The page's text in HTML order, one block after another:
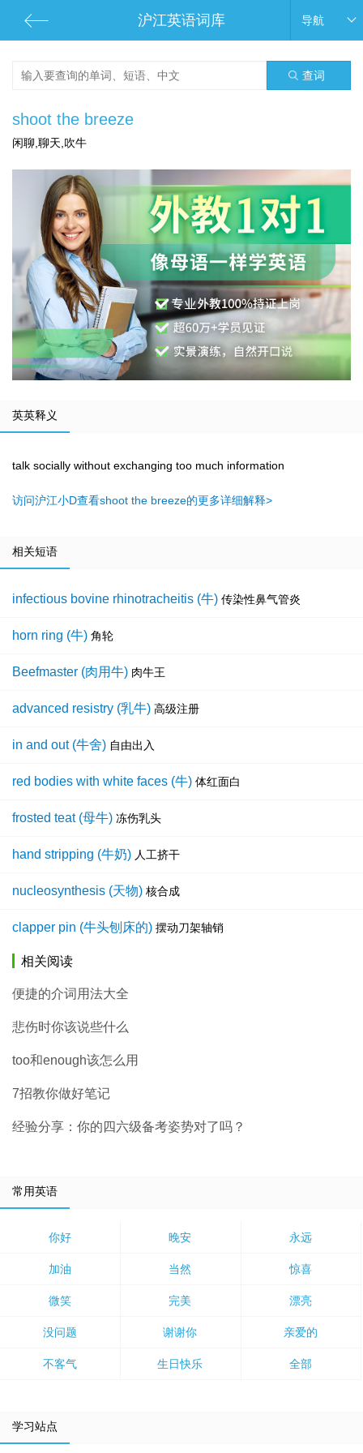
沪江英语词库 导航
查词
shoot the breeze
闲聊,聊天,吹牛
英英释义
talk socially without exchanging too much information
访问沪江小D查看shoot the breeze的更多详细解释>
相关短语
infectious bovine rhinotracheitis (牛) 传染性鼻气管炎
horn ring (牛) 角轮
Beefmaster (肉用牛) 肉牛王
advanced resistry (乳牛) 高级注册
in and out (牛舍) 自由出入
red bodies with white faces (牛) 体红面白
frosted teat (母牛) 冻伤乳头
hand stripping (牛奶) 人工挤干
nucleosynthesis (天物) 核合成
clapper pin (牛头刨床的) 摆动刀架轴销
相关阅读
便捷的介词用法大全
悲伤时你该说些什么
too和enough该怎么用
7招教你做好笔记
经验分享：你的四六级备考姿势对了吗？
常用英语
你好 晚安 永远
加油 当然 惊喜
微笑 完美 漂亮
没问题 谢谢你 亲爱的
不客气 生日快乐 全部
学习站点